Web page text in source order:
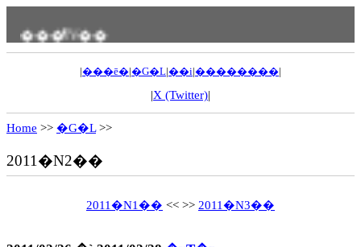
���ߗV��
|���ē�|�G�L|��i|��������|
|X (Twitter)|
Home >> �G�L>>
2011�N2��
2011�N1�� << >> 2011�N3��